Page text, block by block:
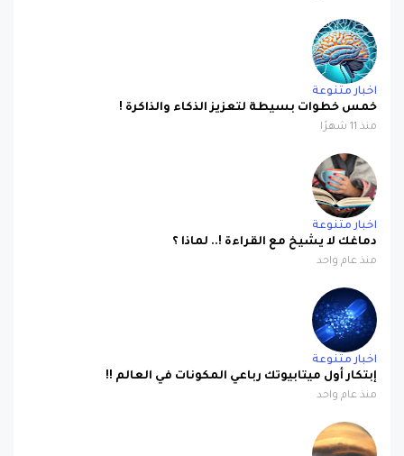
اخبار متنوعة
خمس خطوات بسيطة لتعزيز الذكاء والذاكرة !
منذ 11 شهرًا
اخبار متنوعة
دماغك لا يشيخ مع القراءة !.. لماذا ؟
منذ عام واحد
اخبار متنوعة
إبتكار أول ميتابيوتك رباعي المكونات في العالم !!
منذ عام واحد